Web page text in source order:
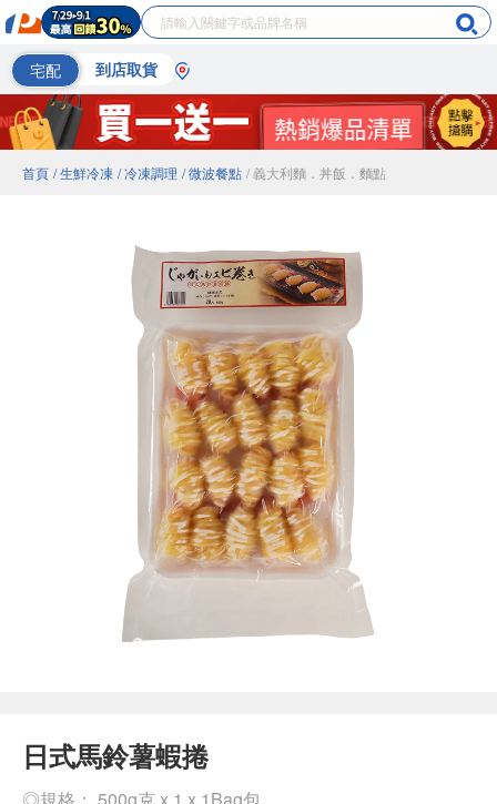
宅配 到店取貨
首頁 / 生鮮冷凍 / 冷凍調理 / 微波餐點 / 義大利麵．丼飯．麵點
日式馬鈴薯蝦捲